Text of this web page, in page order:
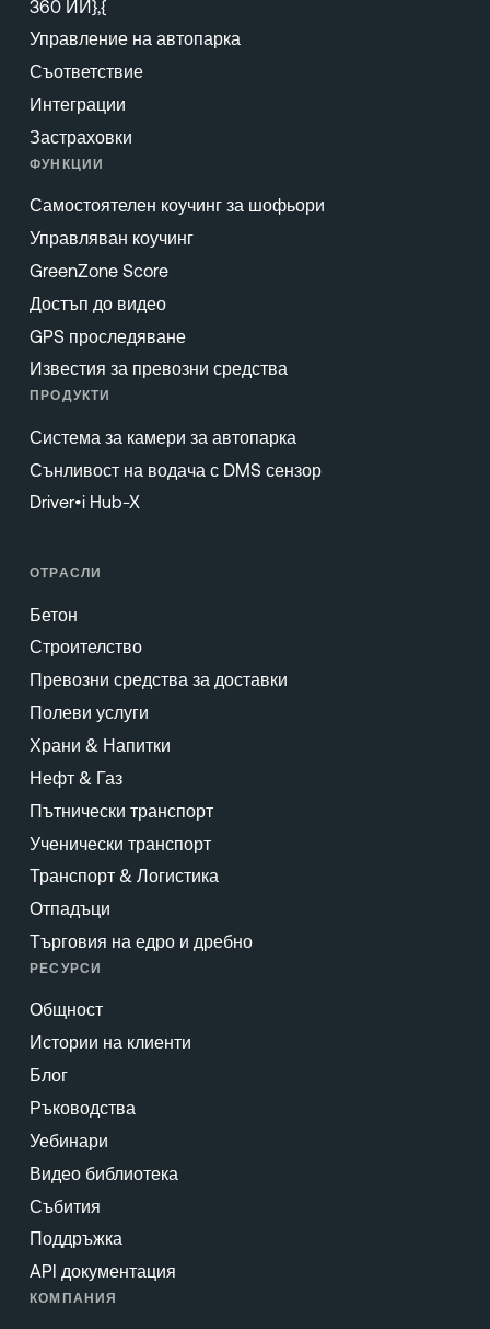
360 ИИ},{
Управление на автопарка
Съответствие
Интеграции
Застраховки
ФУНКЦИИ
Самостоятелен коучинг за шофьори
Управляван коучинг
GreenZone Score
Достъп до видео
GPS проследяване
Известия за превозни средства
ПРОДУКТИ
Система за камери за автопарка
Сънливост на водача с DMS сензор
Driver•i Hub-X
ОТРАСЛИ
Бетон
Строителство
Превозни средства за доставки
Полеви услуги
Храни & Напитки
Нефт & Газ
Пътнически транспорт
Ученически транспорт
Транспорт & Логистика
Отпадъци
Търговия на едро и дребно
РЕСУРСИ
Общност
Истории на клиенти
Блог
Ръководства
Уебинари
Видео библиотека
Събития
Поддръжка
API документация
КОМПАНИЯ